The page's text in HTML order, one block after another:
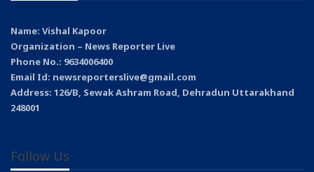
Name: Vishal Kapoor
Organization – News Reporter Live
Phone No.: 9634006400
Email Id: newsreporterslive@gmail.com
Address: 126/B, Sewak Ashram Road, Dehradun Uttarakhand
248001
Follow Us